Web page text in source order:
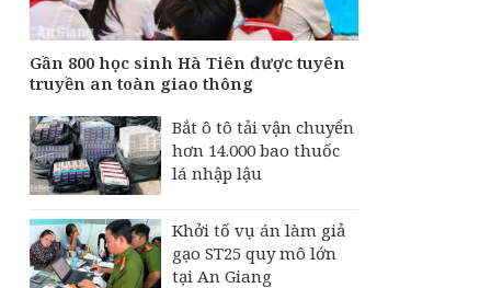
Gần 800 học sinh Hà Tiên được tuyên
truyền an toàn giao thông
Bắt ô tô tải vận chuyển
hơn 14.000 bao thuốc
lá nhập lậu
Khởi tố vụ án làm giả
gạo ST25 quy mô lớn
tại An Giang